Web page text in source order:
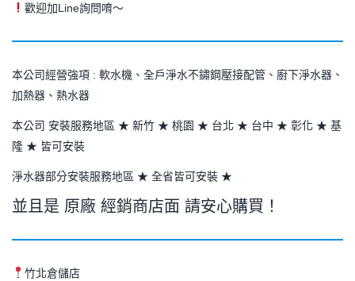
歡迎加Line詢問唷～
本公司經營強項 : 軟水機、全戶淨水不鏽鋼壓接配管、廚下淨水器、
加熱器、熱水器
本公司 安裝服務地區 ★ 新竹 ★ 桃園 ★ 台北 ★ 台中 ★ 彰化 ★ 基
隆 ★ 皆可安裝
淨水器部分安裝服務地區 ★ 全省皆可安裝 ★
並且是 原廠 經銷商店面 請安心購買！
竹北倉儲店